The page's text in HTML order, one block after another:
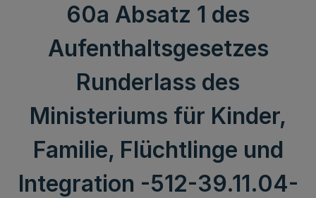
60a Absatz 1 des
Aufenthaltsgesetzes
Runderlass des
Ministeriums für Kinder,
Familie, Flüchtlinge und
Integration -512-39.11.04-